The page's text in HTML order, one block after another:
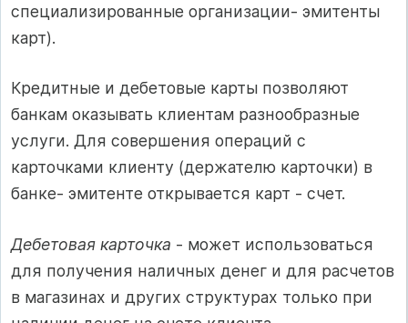
специализированные организации- эмитенты
карт).
Кредитные и дебетовые карты позволяют
банкам оказывать клиентам разнообразные
услуги. Для совершения операций с
карточками клиенту (держателю карточки) в
банке- эмитенте открывается карт - счет.
Дебетовая карточка - может использоваться
для получения наличных денег и для расчетов
в магазинах и других структурах только при